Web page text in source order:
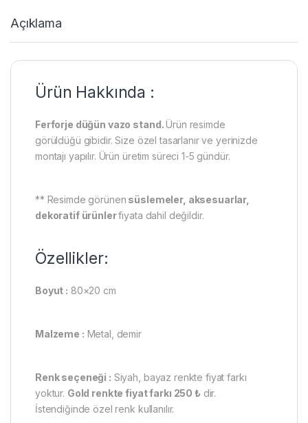
Açıklama
Ürün Hakkında :
Ferforje düğün vazo stand.Ürün resimde
görüldüğü gibidir. Size özel tasarlanır ve yerinizde
montajı yapılır. Ürün üretim süreci 1-5 gündür.
** Resimde görünen süslemeler, aksesuarlar,
dekoratif ürünlerfiyata dahil değildir.
Özellikler:
Boyut : 80×20 cm
Malzeme : Metal, demir
Renk seçeneği : Siyah, bayaz renkte fiyat farkı
yoktur. Gold renkte fiyat farkı 250 ₺ dir.
İstendiğinde özel renk kullanılır.